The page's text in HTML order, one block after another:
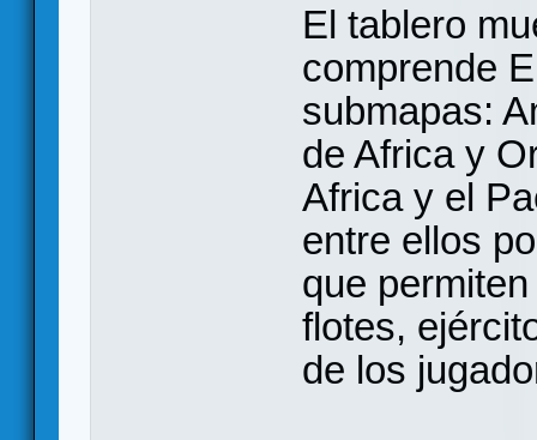
El tablero
comprende
submapas:
de Africa y
Africa y el
entre ellos
que
flotes,
de los